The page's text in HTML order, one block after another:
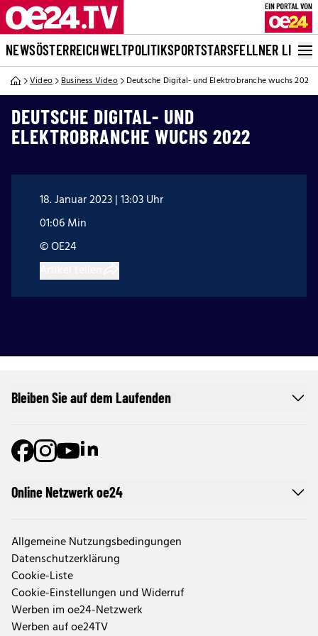
NEWSÖSTERREICHWELTPOLITIKSPORTSTARSFELLNER LIVE
Video Business Video Deutsche Digital- und Elektrobranche wuchs 2022
DEUTSCHE DIGITAL- UND
ELEKTROBRANCHE WUCHS 2022
18. Januar 2023 | 13:03 Uhr
01:06 Min
© OE24
Online Netzwerk oe24
Allgemeine Nutzungsbedingungen
Datenschutzerklärung
Cookie-Liste
Cookie-Einstellungen und Widerruf
Werben im oe24-Netzwerk
Werben auf oe24TV
Bleiben Sie auf dem Laufenden